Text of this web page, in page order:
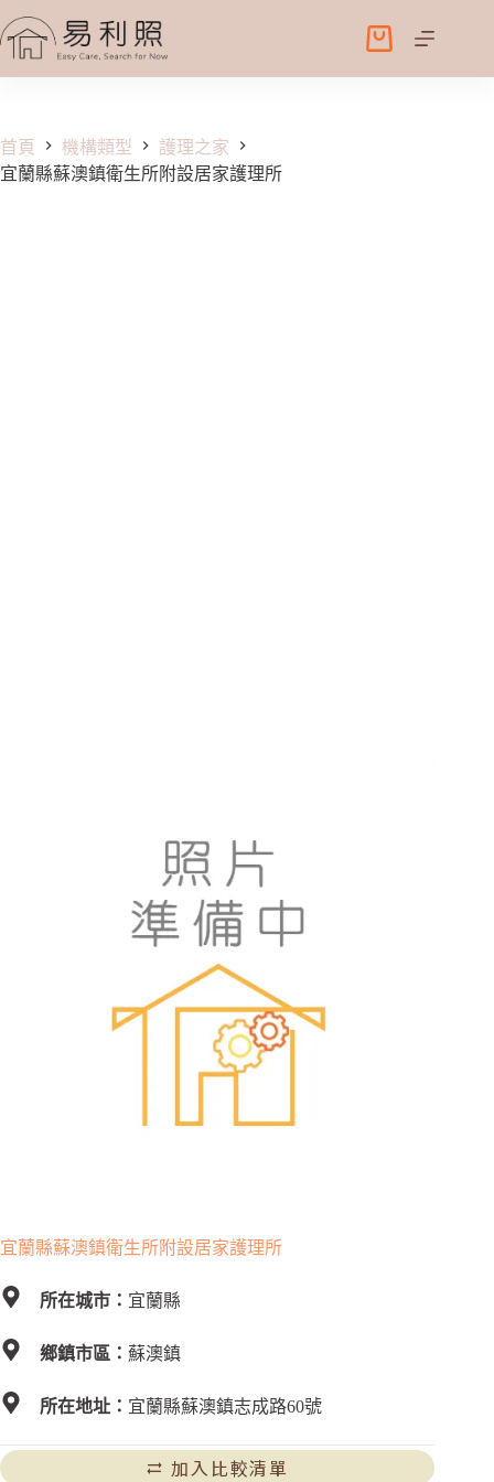
至
容
購
物
首頁 機構類型
護理之家
宜蘭縣蘇澳鎮衛生所附設居家護理所
宜蘭縣蘇澳鎮衛生所附設居家護理所
所在城市： 宜蘭縣
鄉鎮市區： 蘇澳鎮
所在地址： 宜蘭縣蘇澳鎮志成路60號
加入比較清單